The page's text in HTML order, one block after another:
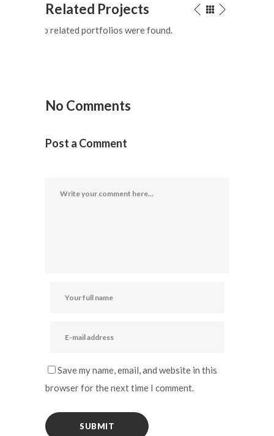
Related Projects
No related portfolios were found.
No Comments
Post a Comment
Save my name, email, and website in this
browser for the next time I comment.